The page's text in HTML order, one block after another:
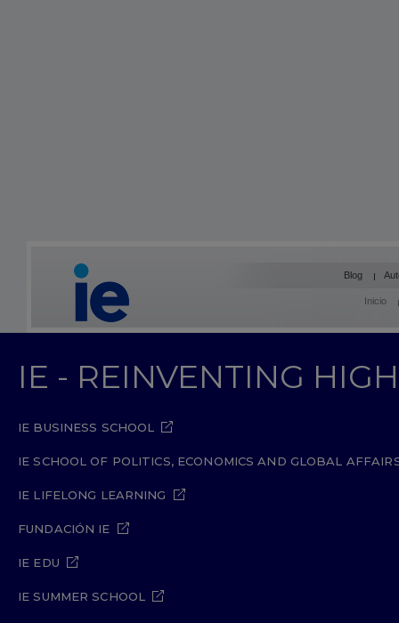
Blog
Inicio
IE - REINVENTING
IE BUSINESS SCHOOL
IE SCHOOL OF POLITICS, ECONOMICS AND GLOBAL
IE LIFELONG LEARNING
FUNDACIÓN IE
IE EDU
IE SUMMER SCHOOL